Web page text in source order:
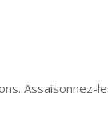
Assaisonnez-